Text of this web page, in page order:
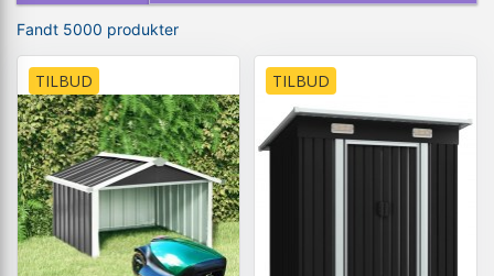
Fandt 5000 produkter
TILBUD TILBUD